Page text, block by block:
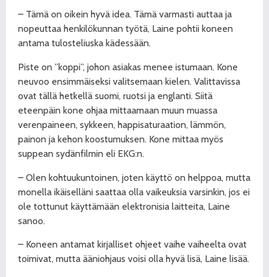
– Tämä on oikein hyvä idea. Tämä varmasti auttaa ja
nopeuttaa henkilökunnan työtä, Laine pohtii koneen
antama tulosteliuska kädessään.
Piste on ”koppi”, johon asiakas menee istumaan. Kone
neuvoo ensimmäiseksi valitsemaan kielen. Valittavissa
ovat tällä hetkellä suomi, ruotsi ja englanti. Siitä
eteenpäin kone ohjaa mittaamaan muun muassa
verenpaineen, sykkeen, happisaturaation, lämmön,
painon ja kehon koostumuksen. Kone mittaa myös
suppean sydänfilmin eli EKG:n.
– Olen kohtuukuntoinen, joten käyttö on helppoa, mutta
monella ikäiselläni saattaa olla vaikeuksia varsinkin, jos ei
ole tottunut käyttämään elektronisia laitteita, Laine
sanoo.
– Koneen antamat kirjalliset ohjeet vaihe vaiheelta ovat
toimivat, mutta ääniohjaus voisi olla hyvä lisä, Laine lisää.